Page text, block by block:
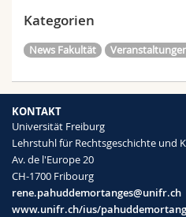
Kategorien
News Fakultät
KONTAKT
Universität Freiburg
Lehrstuhl für Rechtsgeschichte und
Av. de l'Europe 20
CH-1700 Fribourg
rene.pahuddemortanges@unifr.ch
www.unifr.ch/ius/